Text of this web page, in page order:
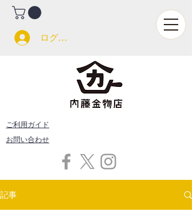
ログイン
ご利用ガイド
お問い合わせ
記事